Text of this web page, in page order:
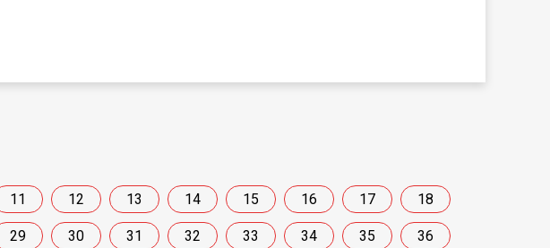
11 12 13 14 15 16 17 18
29 30 31 32 33 34 35 36